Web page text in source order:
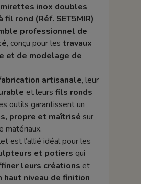
inox doubles
fil rond (Réf. SET5MIR)
professionnel de
, conçu pour les travaux
et de modelage de
artisanale, leur
et leurs fils ronds
outils garantissent un
propre et maîtrisé sur
matériaux.
est l’allié idéal pour les
et potiers qui
leurs créations et
haut niveau de finition